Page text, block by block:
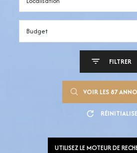
Budget
FILTRER
VOIR LES 87
UTILISEZ LE MOTEUR DE